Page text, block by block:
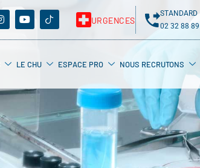
URGENCES
STANDARD
02 32 88
LE CHU ESPACE PRO NOUS RECRUTONS